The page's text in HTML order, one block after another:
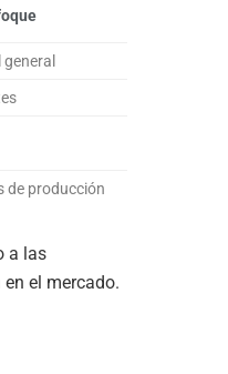
de producción
a las
el mercado.